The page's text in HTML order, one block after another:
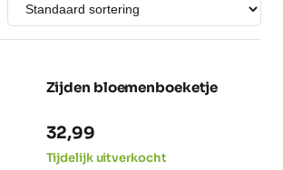
Zijden bloemenboeketje
32,99
Tijdelijk uitverkocht